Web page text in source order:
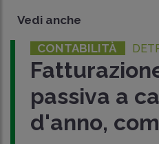
Vedi anche
CONTABILITÀ
passiva a
d'anno,